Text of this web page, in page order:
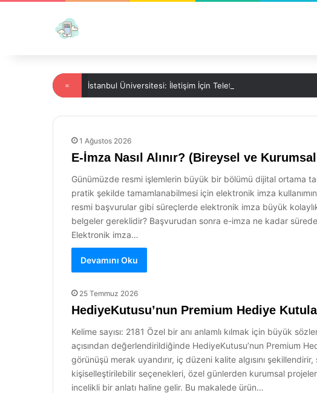
= İstanbul Üniversitesi: İletişim İçin Telefon Bilgileri
1 Ağustos 2026
E-İmza Nasıl Alınır? (Bireysel ve
Günümüzde resmi işlemlerin büyük bir bölümü dijital ortama
pratik şekilde tamamlanabilmesi için elektronik imza
resmi başvurular gibi süreçlerde elektronik imza büyük kolaylık
belgeler gereklidir? Başvurudan sonra e-imza ne kadar
Elektronik imza…
Devamını Oku
25 Temmuz 2026
HediyeKutusu’nun Premium Hediye
Kelime sayısı: 2181 Özel bir anı anlamlı kılmak için büyük
açısından değerlendirildiğinde HediyeKutusu’nun Premium
görünüşü merak uyandırır, iç düzeni kalite algısını
kişiselleştirilebilir seçenekleri, özel günlerden kurumsal
incelikli bir anlatı haline gelir. Bu makalede ürün…